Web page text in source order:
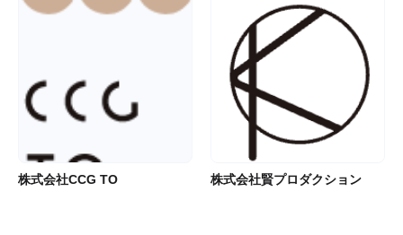
株式会社CCG TO 株式会社賢プロダクション